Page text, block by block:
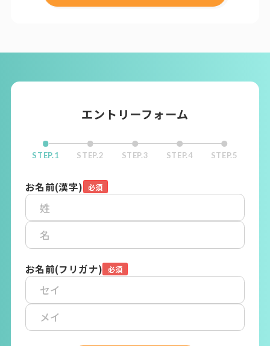
エントリーフォーム
STEP.1 STEP.2 STEP.3 STEP.4 STEP.5
お名前(漢字)
お名前(フリガナ)